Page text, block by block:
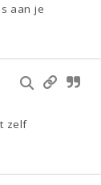
aan je
zelf